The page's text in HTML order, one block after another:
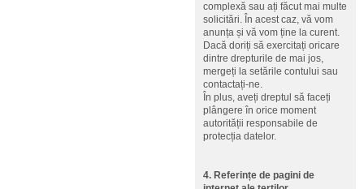
complexă sau ați făcut mai multe
solicitări. În acest caz, vă vom
anunța și vă vom ține la curent.
Dacă doriți să exercitați oricare
dintre drepturile de mai jos,
mergeți la setările contului sau
contactați-ne.
În plus, aveți dreptul să faceți
plângere în orice moment
autorității responsabile de
protecția datelor.
4. Referințe de pagini de